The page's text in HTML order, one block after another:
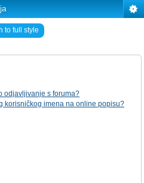
to full style
odjavljivanje s foruma?
korisničkog imena na online popisu?